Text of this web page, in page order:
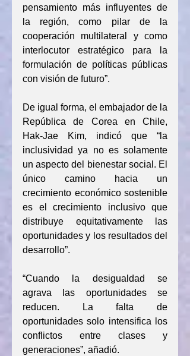
pensamiento más influyentes de
la región, como pilar de la
cooperación multilateral y como
interlocutor estratégico para la
formulación de políticas públicas
con visión de futuro”.
De igual forma, el embajador de la
República de Corea en Chile,
Hak-Jae Kim, indicó que “la
inclusividad ya no es solamente
un aspecto del bienestar social. El
único camino hacia un
crecimiento económico sostenible
es el crecimiento inclusivo que
distribuye equitativamente las
oportunidades y los resultados del
desarrollo”.
“Cuando la desigualdad se
agrava las oportunidades se
reducen. La falta de
oportunidades solo intensifica los
conflictos entre clases y
generaciones”, añadió.